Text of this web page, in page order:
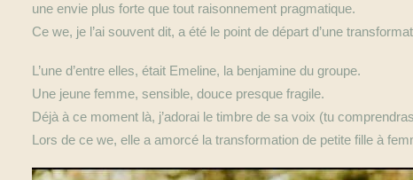
une envie plus forte que tout raisonnement pragmatique.
Ce we, je l’ai souvent dit, a été le point de départ d’une
L’une d’entre elles, était Emeline, la benjamine du groupe.
Une jeune femme, sensible, douce presque fragile.
Déjà à ce moment là, j’adorai le timbre de sa voix (tu
Lors de ce we, elle a amorcé la transformation de petite fille à